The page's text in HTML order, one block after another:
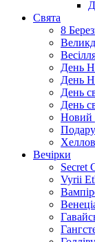
Свята
8
День
День
День
День
Новий
Вечірки
Secret
Vyrii